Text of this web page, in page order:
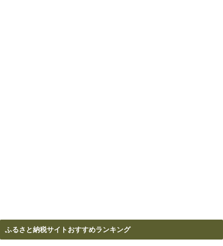
ふるさと納税サイトおすすめランキング